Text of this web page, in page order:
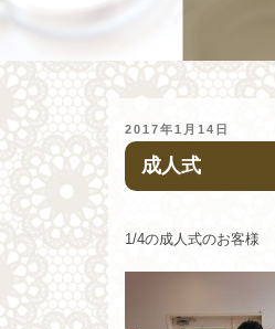
投
稿
日:
2017年1月14日
成人式
1/4の成人式のお客様